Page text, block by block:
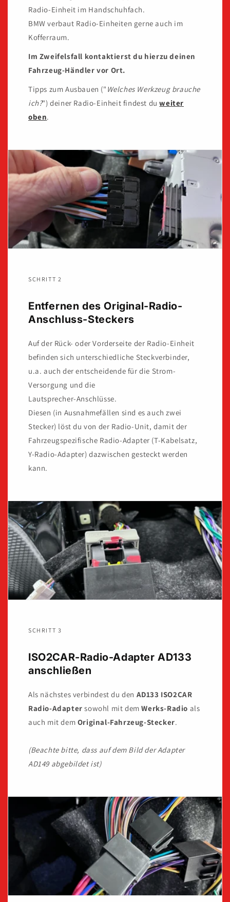
Radio-Einheit im Handschuhfach.
BMW verbaut Radio-Einheiten gerne auch im
Kofferraum.
Im Zweifelsfall kontaktierst du hierzu deinen
Fahrzeug-Händler vor Ort.
Tipps zum Ausbauen (" Welches Werkzeug brauche
ich?") deiner Radio-Einheit findest duweiter
oben.
SCHRITT 2
Entfernen des Original-Radio-
Anschluss-Steckers
Auf der Rück- oder Vorderseite der Radio-Einheit
befinden sich unterschiedliche Steckverbinder,
u.a. auch der entscheidende für die Strom-
Versorgung und die
Lautsprecher-Anschlüsse.
Diesen (in Ausnahmefällen sind es auch zwei
Stecker) löst du von der Radio-Unit, damit der
Fahrzeugspezifische Radio-Adapter (T-Kabelsatz,
Y-Radio-Adapter) dazwischen gesteckt werden
kann.
SCHRITT 3
ISO2CAR-Radio-Adapter AD133
anschließen
Als nächstes verbindest du den AD133 ISO2CAR
Radio-Adapter sowohl mit demWerks-Radio als
auch mit dem Original-Fahrzeug-Stecker.
(Beachte bitte, dass auf dem Bild der Adapter
AD149 abgebildet ist)